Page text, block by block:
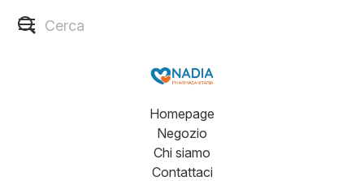
Homepage
Negozio
Chi siamo
Contattaci